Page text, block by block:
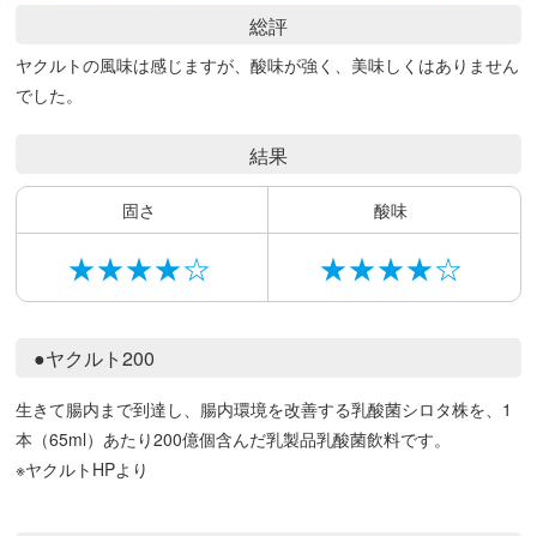
総評
ヤクルトの風味は感じますが、酸味が強く、美味しくはありません
でした。
結果
固さ 酸味
★★★★☆ ★★★★☆
●ヤクルト200
生きて腸内まで到達し、腸内環境を改善する乳酸菌シロタ株を、1
本（65ml）あたり200億個含んだ乳製品乳酸菌飲料です。
※ヤクルトHPより